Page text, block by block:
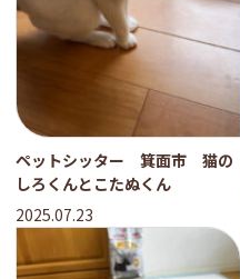
ペットシッター 箕面市 猫の
しろくんとこたぬくん
2025.07.23